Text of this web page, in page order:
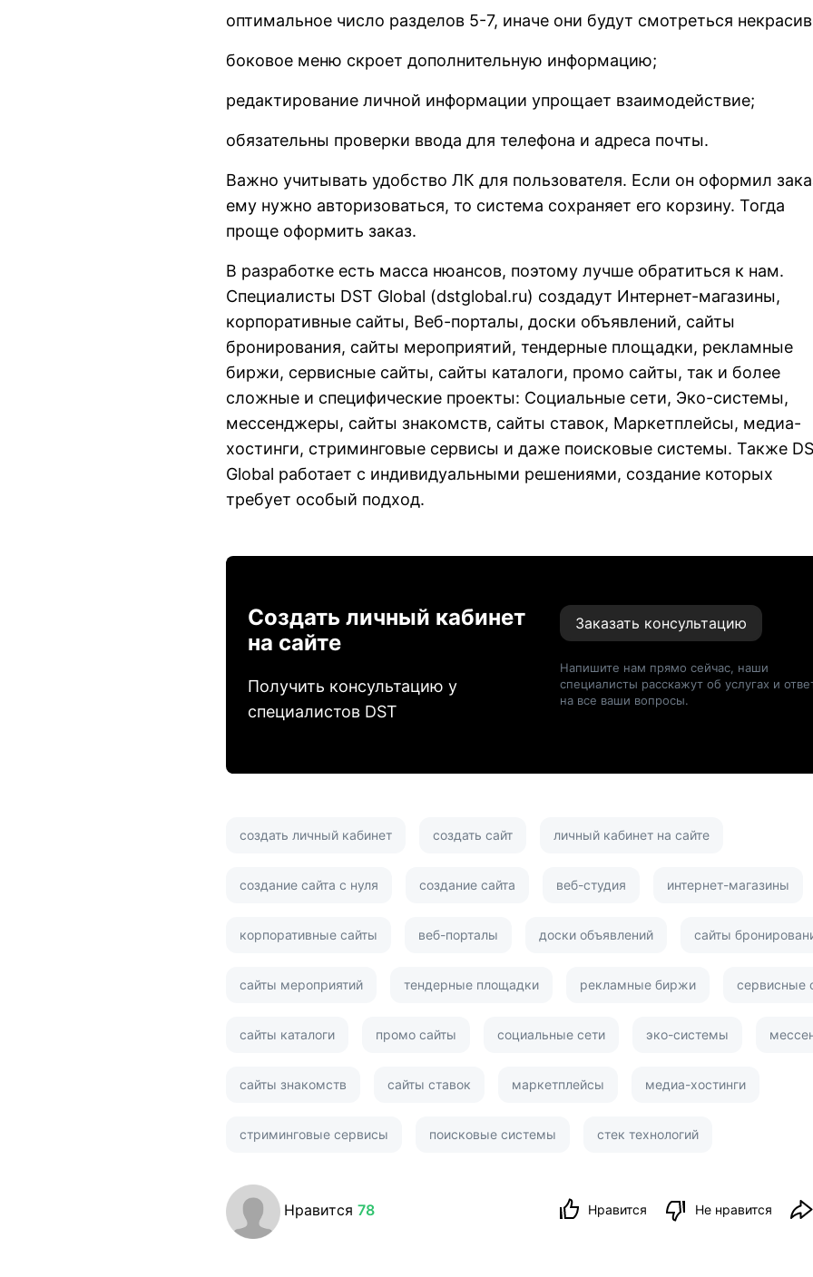
оптимальное число разделов 5-7, иначе они будут смотреться
боковое меню скроет дополнительную информацию;
редактирование личной информации упрощает взаимодействие;
обязательны проверки ввода для телефона и адреса почты.
Важно учитывать удобство ЛК для пользователя. Если он оформил
ему нужно авторизоваться, то система сохраняет его корзину. Тогда
проще оформить заказ.
В разработке есть масса нюансов, поэтому лучше обратиться к нам.
Специалисты DST Global (dstglobal.ru) создадут Интернет-магазины,
корпоративные сайты, Веб-порталы, доски объявлений, сайты
бронирования, сайты мероприятий, тендерные площадки, рекламные
биржи, сервисные сайты, сайты каталоги, промо сайты, так и более
сложные и специфические проекты: Социальные сети, Эко-системы,
мессенджеры, сайты знакомств, сайты ставок, Маркетплейсы, медиа-
хостинги, стриминговые сервисы и даже поисковые системы. Также
Global работает с индивидуальными решениями, создание которых
требует особый подход.
Создать личный кабинет
на сайте
Получить консультацию у
специалистов DST
Заказать консультацию
Напишите нам прямо сейчас, наши
специалисты расскажут об услугах и
на все ваши вопросы.
создать личный кабинет создать сайт личный кабинет на сайте
создание сайта с нуля создание сайта веб-студия интернет-магазины
корпоративные сайты веб-порталы доски объявлений сайты
сайты мероприятий тендерные площадки рекламные биржи сервисные
сайты каталоги промо сайты социальные сети эко-системы
сайты знакомств сайты ставок маркетплейсы медиа-хостинги
стриминговые сервисы поисковые системы стек технологий
Нравится 78 Нравится Не нравится